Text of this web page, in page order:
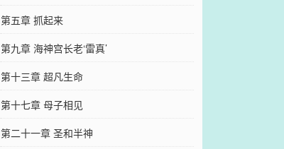
第五章 抓起来
第九章 海神宫长老‘雷真’
第十三章 超凡生命
第十七章 母子相见
第二十一章 圣和半神